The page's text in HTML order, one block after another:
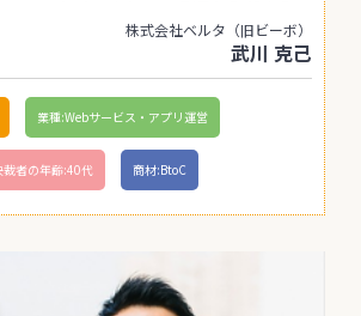
株式会社ベルタ（旧ビーボ）
武川 克己
業種:Webサービス・アプリ運営
裁者の年齢:40代 商材:BtoC